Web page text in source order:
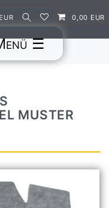
EUR 0,00 EUR
☰
MUSTER